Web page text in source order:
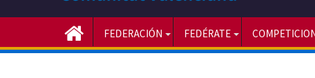
FEDERACIÓN FEDÉRATE